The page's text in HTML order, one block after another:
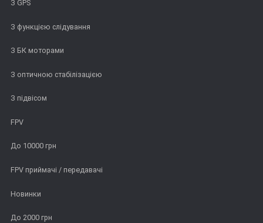
З GPS
З функцією слідування
З БК моторами
З оптичною стабілізацією
З підвісом
FPV
До 10000 грн
FPV приймачі / передавачі
Новинки
До 2000 грн